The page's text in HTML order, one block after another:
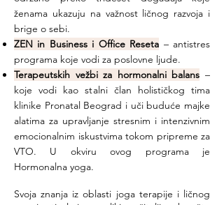
ženama ukazuju na važnost ličnog razvoja i
brige o sebi.
ZEN in Business i Office Reseta – antistres
programa koje vodi za poslovne ljude.
Terapeutskih vežbi za hormonalni balans –
koje vodi kao stalni član holističkog tima
klinike Pronatal Beograd i uči buduće majke
alatima za upravljanje stresnim i intenzivnim
emocionalnim iskustvima tokom pripreme za
VTO. U okviru ovog programa je
Hormonalna yoga.
Svoja znanja iz oblasti joga terapije i ličnog